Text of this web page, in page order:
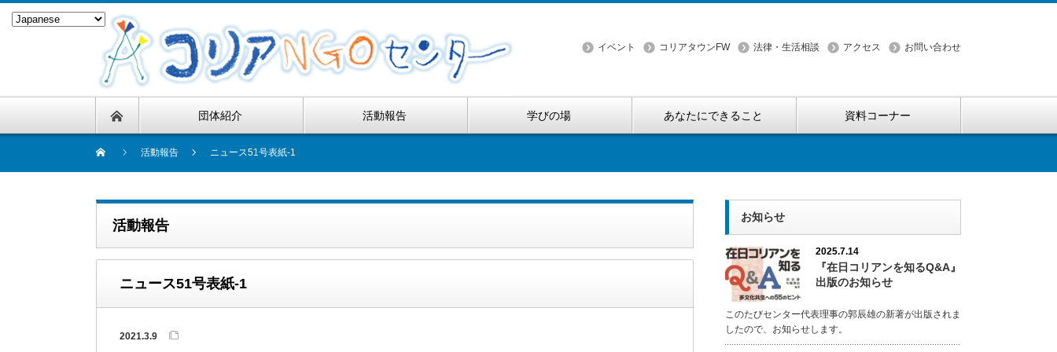
イベント コリアタウンFW 法律・生活相談 アクセス お問い合わせ
団体紹介 活動報告 学びの場 あなたにできること 資料コーナー
活動報告 ニュース51号表紙-1
活動報告
ニュース51号表紙-1
2021.3.9
お知らせ
2025.7.14
『在日コリアンを知るQ&A』
出版のお知らせ
このたびセンター代表理事の郭辰雄の新著が出版されま
したので、お知らせします。